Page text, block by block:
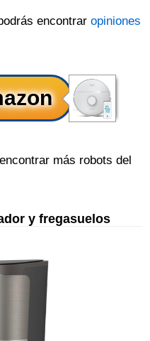
encontrar opiniones
más robots del
y fregasuelos